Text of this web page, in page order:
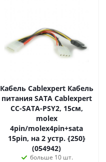
Кабель Cablexpert Кабель
питания SATA Cablexpert
CC-SATA-PSY2, 15см,
molex
4pin/molex4pin+sata
15pin, на 2 устр. {250}
(054942)
больше 10 шт.